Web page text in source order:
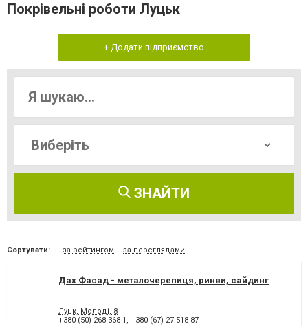
Покрівельні роботи Луцьк
+ Додати підприємство
ЗНАЙТИ
Сортувати: за рейтингом за переглядами
Дах Фасад - металочерепиця, ринви, сайдинг
Луцк, Молоді, 8
+380 (50) 268-368-1 , +380 (67) 27-518-87